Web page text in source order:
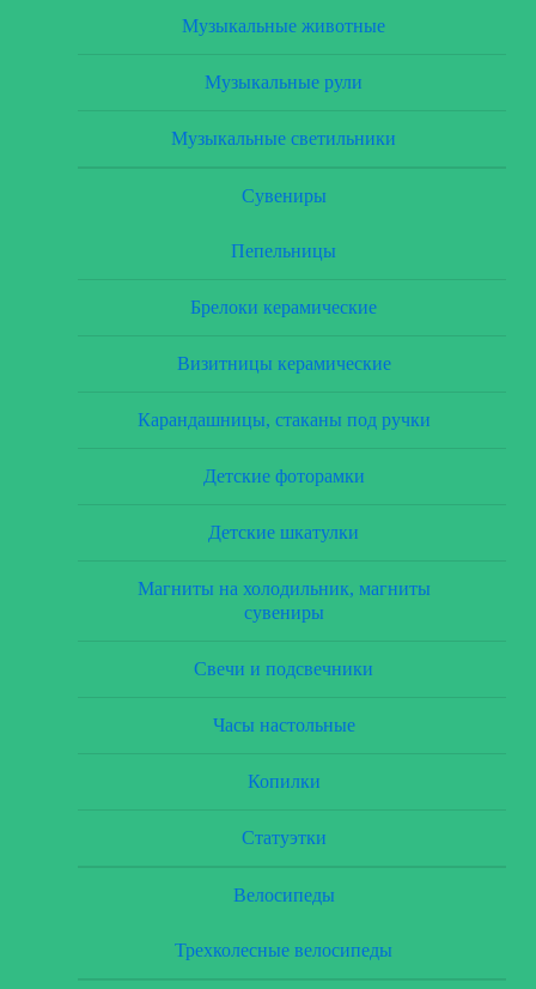
Музыкальные животные
Музыкальные рули
Музыкальные светильники
Сувениры
Пепельницы
Брелоки керамические
Визитницы керамические
Карандашницы, стаканы под ручки
Детские фоторамки
Детские шкатулки
Магниты на холодильник, магниты
сувениры
Свечи и подсвечники
Часы настольные
Копилки
Статуэтки
Велосипеды
Трехколесные велосипеды